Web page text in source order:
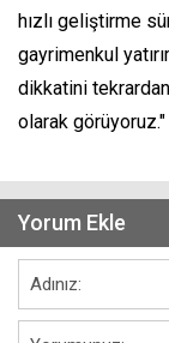
hızlı geliştirme
gayrimenkul
dikkatini
olarak görüyoruz."
Yorum Ekle